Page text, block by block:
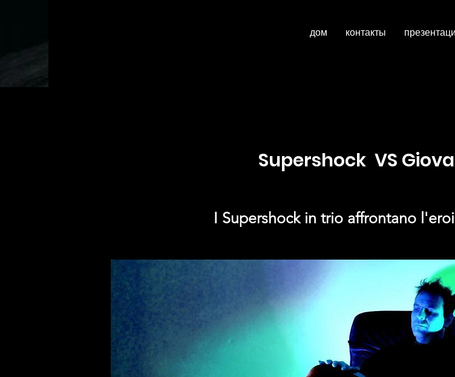
дом контакты
Supershock VS
I Supershock in trio affrontano